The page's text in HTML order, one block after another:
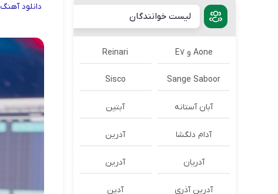
دانلودآهنگ
لیست خوانندگان
Aone و E7 Reinari
Sange Saboor
Sisco
آبان آستانه آبتین
آدام دلگشا آدرين
آدریان آدرین
آدرین آذری آدین